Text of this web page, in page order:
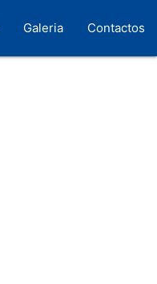
Galeria Contactos